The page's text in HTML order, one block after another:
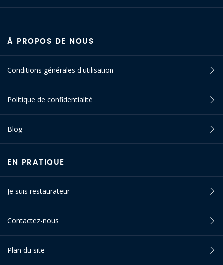
À PROPOS DE NOUS
Conditions générales d'utilisation
Politique de confidentialité
Blog
EN PRATIQUE
Je suis restaurateur
Contactez-nous
Plan du site